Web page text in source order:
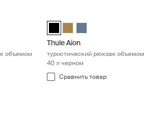
28L Nutria brown
backpack 28L Чёрный
backpack 28L Темно-серый шифер
объемом
Thule Aion travel backpack 40L
Thule Aion travel backpack
Thule Aion travel
Thule Aion
туристический рюкзак объемом
40 л черном
Сравнить товар
40L Чёрный
backpack 40L Nutria brown (selected)
backpack 40L Темно-серый шифер